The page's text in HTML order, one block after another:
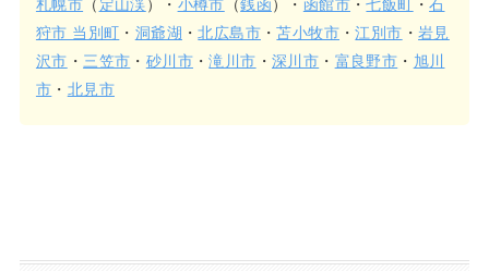
札幌市 （ 定山渓 ）・ 小樽市 （銭函 ）・ 函館市 ・七飯町 ・石
狩市 当別町
・ 洞爺湖 ・北広島市・苫小牧市 ・江別市 ・岩見
沢市 ・ 三笠市 ・ 砂川市・滝川市 ・ 深川市 ・ 富良野市 ・ 旭川
市 ・ 北見市